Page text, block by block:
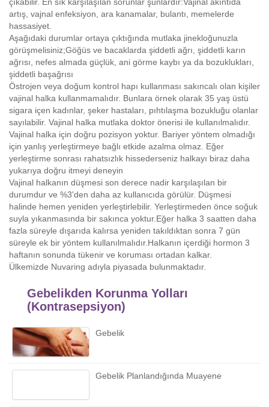
artış, vajnal enfeksiyon, ara kanamalar, bulantı, memelerde
hassasiyet.
Aşağıdaki durumlar ortaya çıktığında mutlaka jinekloğunuzla
görüşmelisiniz;Göğüs ve bacaklarda şiddetli ağrı, şiddetli karın
ağrısı, nefes almada güçlük, ani görme kaybı ya da bozuklukları,
şiddetli başağrısı
Östrojen veya doğum kontrol hapı kullanması sakıncalı olan kişiler
vajinal halka kullanmamalıdır. Bunlara örnek olarak 35 yaş üstü
sigara içen kadınlar, şeker hastaları, pıhtılaşma bozukluğu olanlar
sayılabilir. Vajinal halka mutlaka doktor önerisi ile kullanılmalıdır.
Vajinal halka için doğru pozisyon yoktur. Bariyer yöntem olmadığı
için yanlış yerleştirmeye bağlı etkide azalma olmaz. Eğer
yerleştirme sonrası rahatsızlık hissederseniz halkayı biraz daha
yukarıya doğru itmeyi deneyin
Vajinal halkanın düşmesi son derece nadir karşılaşılan bir
durumdur ve %3'den daha az kullanıcıda görülür. Düşmesi
halinde hemen yeniden yerleştirlebilir. Yerleştirmeden önce soğuk
suyla yıkanmasında bir sakınca yoktur.Eğer halka 3 saatten daha
fazla süreyle dışarıda kalırsa yeniden takıldıktan sonra 7 gün
süreyle ek bir yöntem kullanılmalıdır.Halkanın içerdiği hormon 3
haftanın sonunda tükenir ve koruması ortadan kalkar.
Ülkemizde Nuvaring adıyla piyasada bulunmaktadır.
Gebelikden Korunma Yolları
(Kontrasepsiyon)
Gebelik
Gebelik Planlandığında Muayene